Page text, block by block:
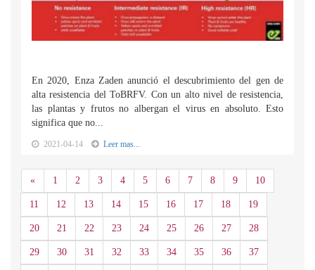
En 2020, Enza Zaden anunció el descubrimiento del gen de
alta resistencia del ToBRFV. Con un alto nivel de resistencia,
las plantas y frutos no albergan el virus en absoluto. Esto
significa que no...
2021-04-14 Leer mas...
«Anterior
1 2 3 4 5 6 7 8 9 10
11 12 13 14 15 16 17 18 19
20 21 22 23 24 25 26 27 28
29 30 31 32 33 34 35 36 37